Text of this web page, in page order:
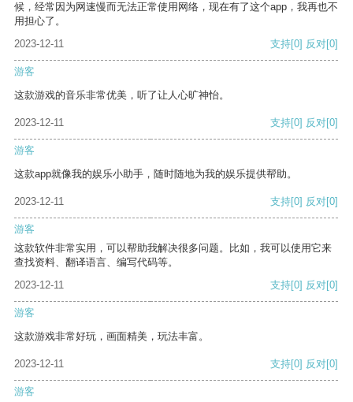
候，经常因为网速慢而无法正常使用网络，现在有了这个app，我再也不
用担心了。
2023-12-11
支持[0] 反对[0]
游客
这款游戏的音乐非常优美，听了让人心旷神怡。
2023-12-11 支持[0] 反对[0]
游客
这款app就像我的娱乐小助手，随时随地为我的娱乐提供帮助。
2023-12-11 支持[0] 反对[0]
游客
这款软件非常实用，可以帮助我解决很多问题。比如，我可以使用它来
查找资料、翻译语言、编写代码等。
2023-12-11
支持[0] 反对[0]
游客
这款游戏非常好玩，画面精美，玩法丰富。
2023-12-11 支持[0] 反对[0]
游客